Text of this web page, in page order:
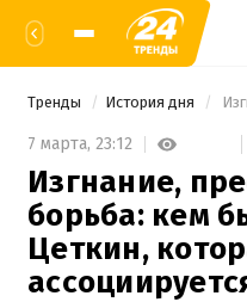
Тренды История дня
7 марта, 23:12
Изгнание,
борьба: кем
Цеткин,